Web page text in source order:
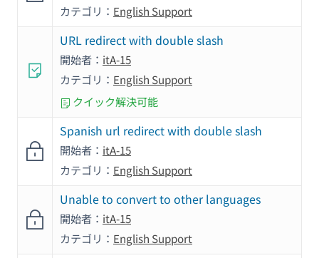
カテゴリ： English Support
URL redirect with double slash
開始者： itA-15
カテゴリ： English Support
クイック解決可能
Spanish url redirect with double slash
開始者： itA-15
カテゴリ： English Support
Unable to convert to other languages
開始者： itA-15
カテゴリ： English Support